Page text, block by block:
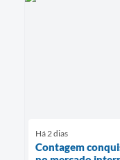
Há 2 dias
Contagem